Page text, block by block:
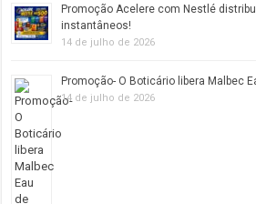
Promoção Acelere com Nestlé
instantâneos!
14 de julho de 2026
Promoção- O Boticário libera Malbec
14 de julho de 2026